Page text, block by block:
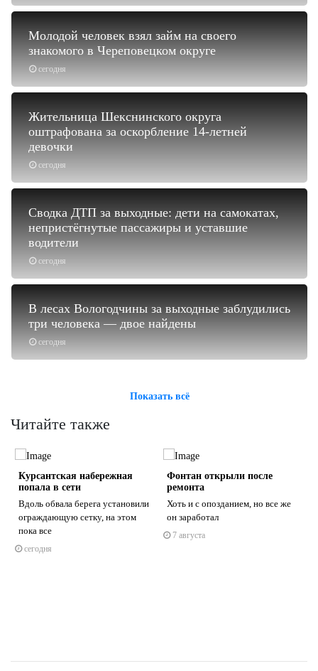
сегодня
Молодой человек взял займ на своего
знакомого в Череповецком округе
сегодня
Жительница Шекснинского округа
оштрафована за оскорбление 14-летней
девочки
сегодня
Сводка ДТП за выходные: дети на самокатах,
непристёгнутые пассажиры и уставшие
водители
сегодня
В лесах Вологодчины за выходные заблудились
три человека — двое найдены
Показать всё
Читайте также
Курсантская набережная
попала в сети
Вдоль обвала берега установили
ограждающую сетку, на этом
пока все
сегодня
Фонтан открыли после
ремонта
Хоть и с опозданием, но все же
он заработал
7 августа